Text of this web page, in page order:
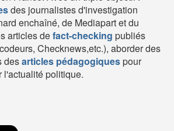
des journalistes d'investigation
enchaîné, de Mediapart et du
articles defact-checking publiés
Checknews,etc.), aborder des
desarticles pédagogiquespour
l'actualité politique.